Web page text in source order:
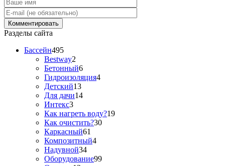
Разделы сайта
Бассейн495
Bestway2
Бетонный6
Гидроизоляция4
Детский13
Для дачи14
Интекс3
Как нагреть воду?19
Как очистить?30
Каркасный61
Композитный4
Надувной34
Оборудование99